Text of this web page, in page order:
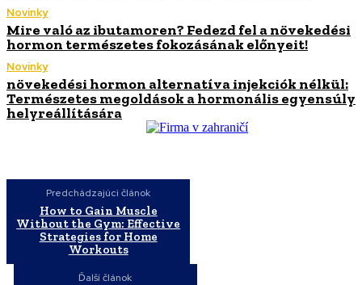
Novinky
Mire való az ibutamoren? Fedezd fel a növekedési
hormon természetes fokozásának előnyeit!
Novinky
növekedési hormon alternatíva injekciók nélkül:
Természetes megoldások a hormonális egyensúly
helyreállítására
Predchádzajúci článok
How to Gain Muscle
Without the Gym: Effective
Strategies for Home
Workouts
Ďalší článok